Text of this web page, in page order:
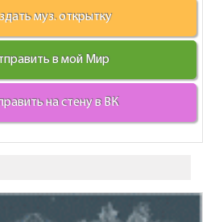
муз. открытку
в мой Мир
на стену в ВК